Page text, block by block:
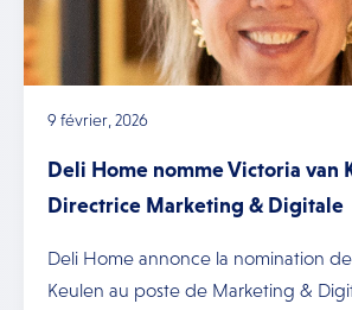
9 février, 2026
Deli Home nomme Victoria van
Directrice Marketing & Digitale
Deli Home annonce la nomination
Keulen au poste de Marketing &